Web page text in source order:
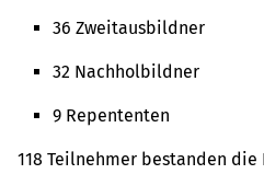
36 Zweitausbildner
32 Nachholbildner
9 Repententen
118 Teilnehmer bestanden die